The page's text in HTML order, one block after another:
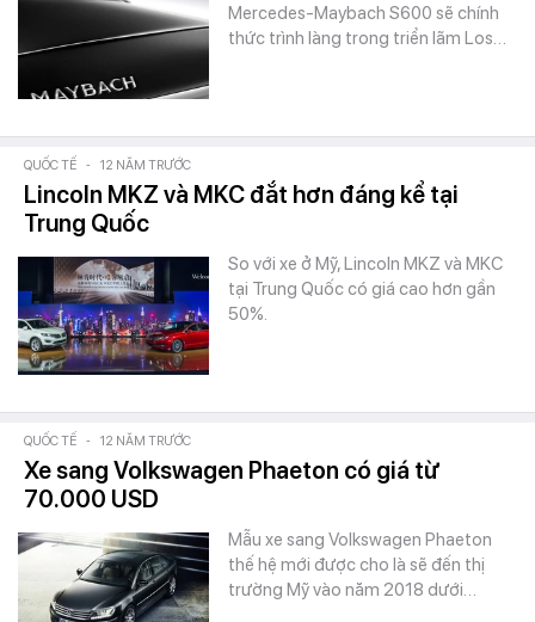
Mercedes-Maybach S600 sẽ chính
thức trình làng trong triển lãm Los…
QUỐC TẾ - 12 NĂM TRƯỚC
Lincoln MKZ và MKC đắt hơn đáng kể tại
Trung Quốc
So với xe ở Mỹ, Lincoln MKZ và MKC
tại Trung Quốc có giá cao hơn gần
50%.
QUỐC TẾ - 12 NĂM TRƯỚC
Xe sang Volkswagen Phaeton có giá từ
70.000 USD
Mẫu xe sang Volkswagen Phaeton
thế hệ mới được cho là sẽ đến thị
trường Mỹ vào năm 2018 dưới…